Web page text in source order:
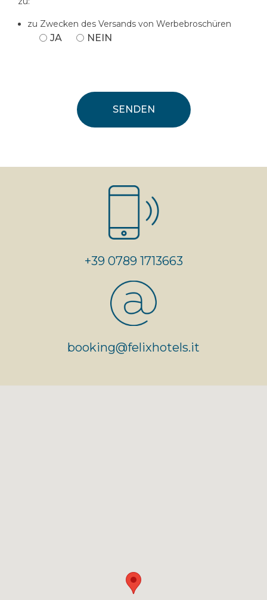
zu Zwecken des Versands von Werbebroschüren
JA NEIN
+39 0789 1713663
booking@felixhotels.it